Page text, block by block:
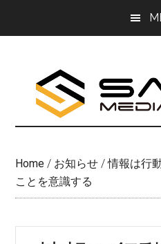
Home / お知らせ /情報は行
ことを意識する